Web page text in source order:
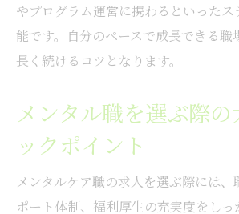
やプログラム運営に携わるといったス
能です。自分のペースで成長できる職
長く続けるコツとなります。
メンタル職を選ぶ際の
ックポイント
メンタルケア職の求人を選ぶ際には、
ポート体制、福利厚生の充実度をし